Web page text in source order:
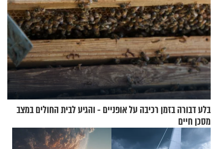
בלע דבורה בזמן רכיבה על אופניים - והגיע לבית החולים במצב
מסכן חיים